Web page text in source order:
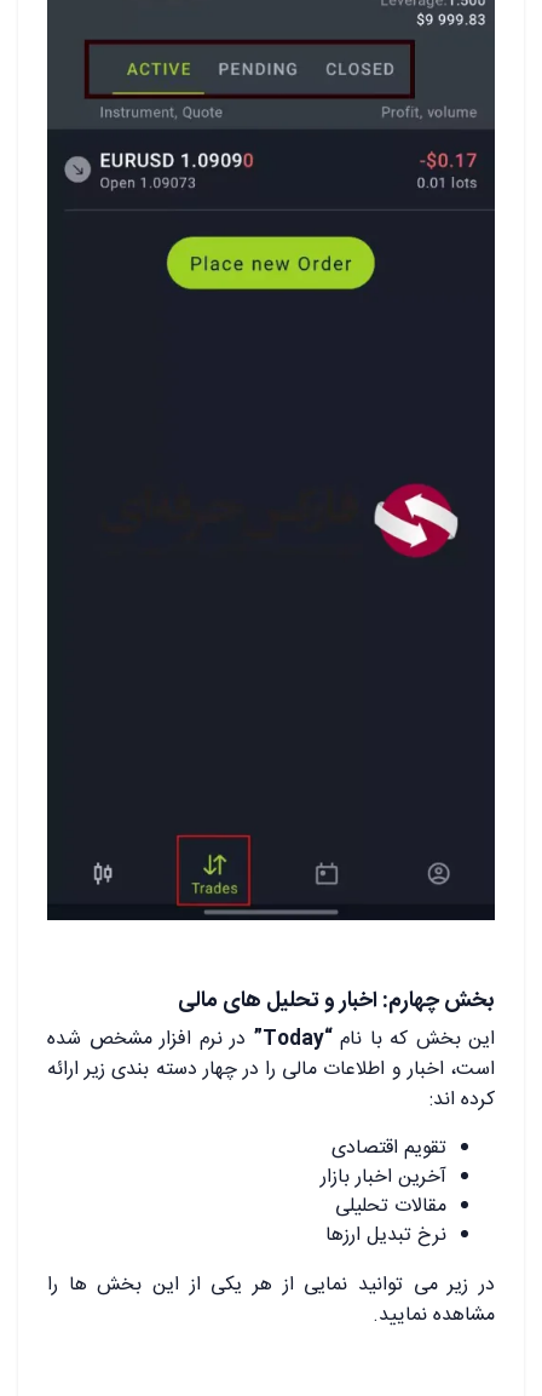
بخش چهارم: اخبار و تحلیل های مالی
این بخش که با نام“Today”
در نرم افزار مشخص شده
است، اخبار و اطلاعات مالی را در چهار دسته بندی زیر ارائه
کرده اند:
تقویم اقتصادی
آخرین اخبار بازار
مقالات تحلیلی
نرخ تبدیل ارزها
در زیر می توانید نمایی از هر یکی از این بخش ها را
مشاهده نمایید.